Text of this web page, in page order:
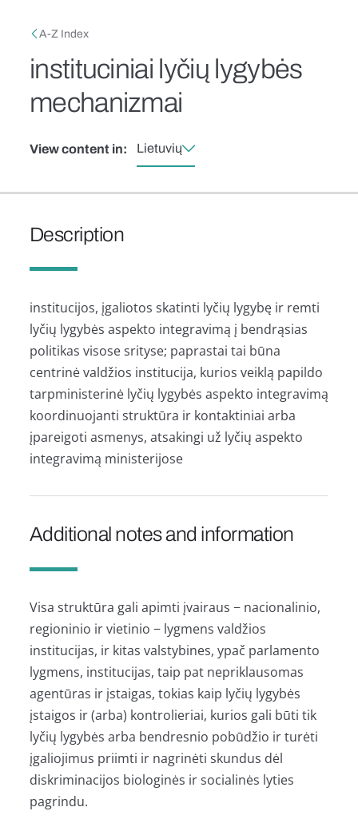
Breadcrumb
A-Z Index
instituciniai lyčių lygybės
mechanizmai
View content in: Lietuvių
Description
institucijos, įgaliotos skatinti lyčių lygybę ir remti
lyčių lygybės aspekto integravimą į bendrąsias
politikas visose srityse; paprastai tai būna
centrinė valdžios institucija, kurios veiklą papildo
tarpministerinė lyčių lygybės aspekto integravimą
koordinuojanti struktūra ir kontaktiniai arba
įpareigoti asmenys, atsakingi už lyčių aspekto
integravimą ministerijose
Additional notes and information
Visa struktūra gali apimti įvairaus − nacionalinio,
regioninio ir vietinio − lygmens valdžios
institucijas, ir kitas valstybines, ypač parlamento
lygmens, institucijas, taip pat nepriklausomas
agentūras ir įstaigas, tokias kaip lyčių lygybės
įstaigos ir (arba) kontrolieriai, kurios gali būti tik
lyčių lygybės arba bendresnio pobūdžio ir turėti
įgaliojimus priimti ir nagrinėti skundus dėl
diskriminacijos biologinės ir socialinės lyties
pagrindu.